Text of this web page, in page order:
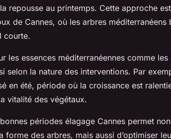
repousse au printemps. Cette approche
de Cannes, où les arbres méditerranéens
courte.
les essences méditerranéennes comme
selon la nature des interventions. Par
en été, période où la croissance est
vitalité des végétaux.
périodes élagage Cannes permet
forme des arbres, mais aussi d’optimiser